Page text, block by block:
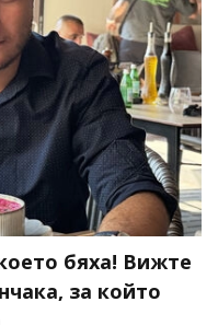
бяха! Вижте
за който